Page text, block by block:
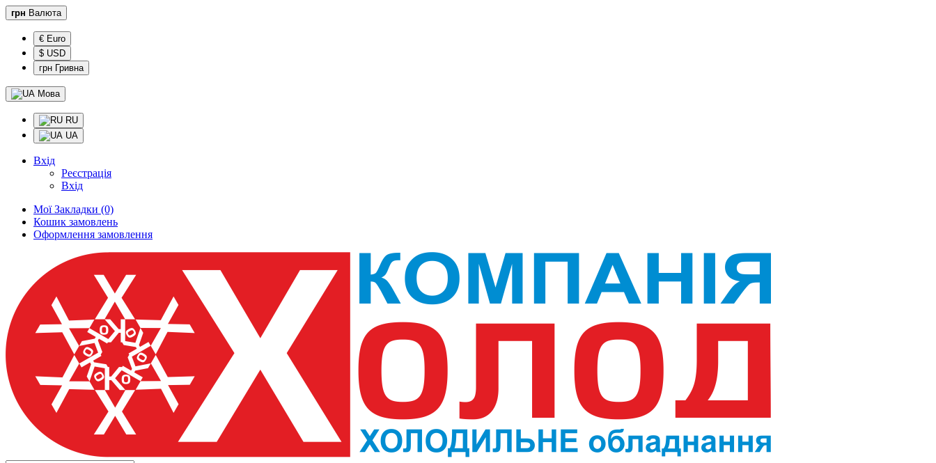
грн Валюта
€ Euro
$ USD
грн Гривна
Мова
RU
UA
Вхід
Реєстрація
Вхід
Мої Закладки (0)
Кошик замовлень
Оформлення замовлення